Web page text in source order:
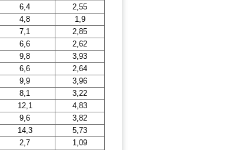
6,4
2,55
4,8
1,9
7,1
2,85
6,6
2,62
9,8
3,93
6,6
2,64
9,9
3,96
8,1
3,22
12,1
4,83
9,6
3,82
14,3 5,73
2,7
1,09